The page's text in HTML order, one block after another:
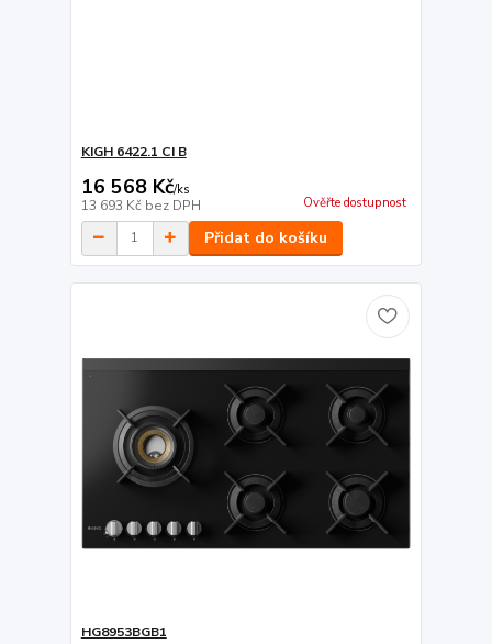
KIGH 6422.1 CI B
16 568 Kč/ks
13 693 Kč bez DPH Ověřte dostupnost
Přidat do košíku
HG8953BGB1